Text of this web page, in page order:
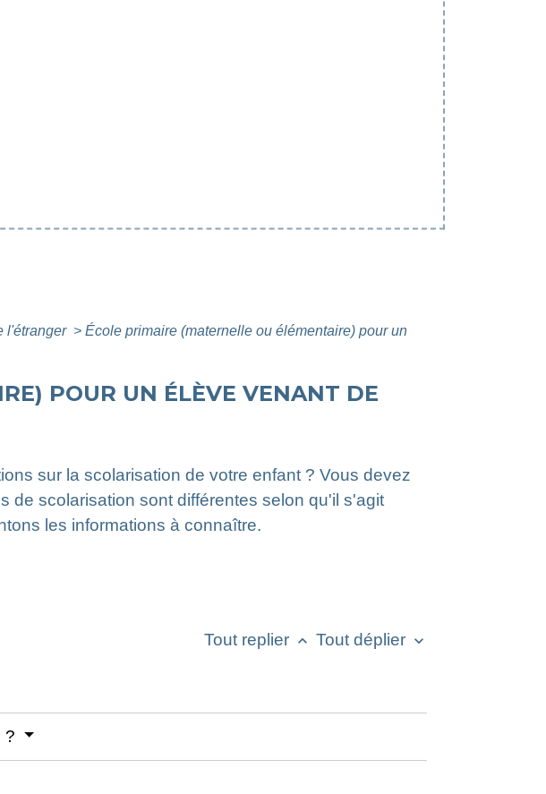
l'étranger > École primaire (maternelle ou élémentaire) pour un
POUR UN ÉLÈVE VENANT DE
sur la scolarisation de votre enfant ? Vous devez
de scolarisation sont différentes selon qu'il s'agit
les informations à connaître.
Tout replier keyboard_arrow_up Tout déplier keyboard_arrow_down
?